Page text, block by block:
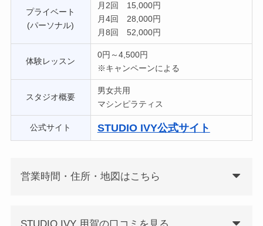
プライベート
(パーソナル)
月2回 15,000円
月4回 28,000円
月8回 52,000円
体験レッスン
0円～4,500円
※キャンペーンによる
スタジオ概要
男女共用
マシンピラティス
公式サイト STUDIO IVY公式サイト
営業時間・住所・地図はこちら